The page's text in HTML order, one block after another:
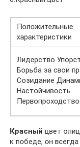
Положительные
характеристики
Лидерство
Борьба за свои
Созидание
Настойчивость
Первопроходство
Красный цвет
к победе, он